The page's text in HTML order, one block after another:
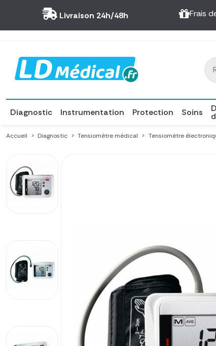
Livraison 24h/48h Frais
Diagnostic Instrumentation Protection Soins
Accueil Diagnostic Tensiomètre médical Tensiomètre
Panneau de gestion des cookies